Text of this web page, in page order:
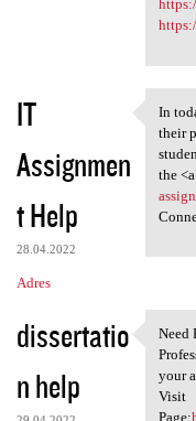
IT
Assignmen
t Help
28.04.2022
Adres
In
In
their
the
dissertatio
n help
Need
Need
your
Visit
Page: